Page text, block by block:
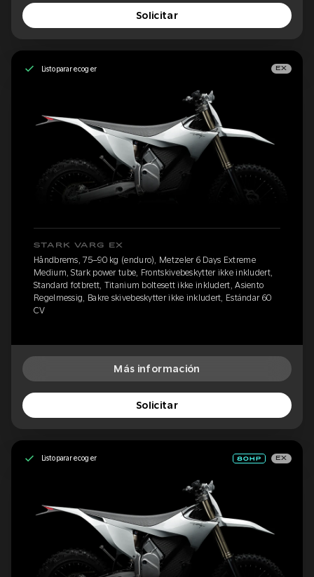
Solicitar
Listo para recoger EX
STARK VARG EX
Håndbrems, 75–90 kg (enduro), Metzeler 6 Days Extreme
Medium, Stark power tube, Frontskivebeskytter ikke inkludert,
Standard fotbrett, Titanium boltesett ikke inkludert, Asiento
Regelmessig, Bakre skivebeskytter ikke inkludert, Estándar 60
CV
Más información
Solicitar
Listo para recoger EX